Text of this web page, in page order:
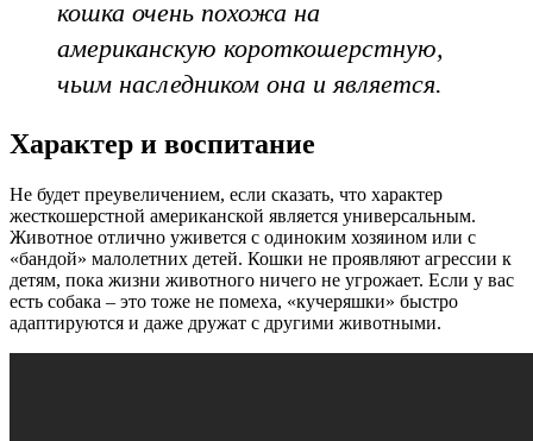
кошка очень похожа на
американскую короткошерстную,
чьим наследником она и является.
Характер и воспитание
Не будет преувеличением, если сказать, что характер
жесткошерстной американской является универсальным.
Животное отлично уживется с одиноким хозяином или с
«бандой» малолетних детей. Кошки не проявляют агрессии к
детям, пока жизни животного ничего не угрожает. Если у вас
есть собака – это тоже не помеха, «кучеряшки» быстро
адаптируются и даже дружат с другими животными.